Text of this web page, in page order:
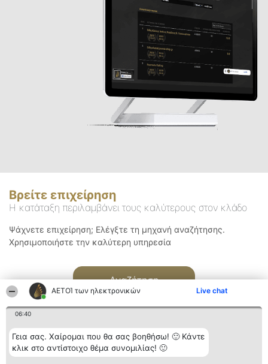
ΑΕΤΟΊ των ηλεκτρονικών Live chat
06:40
Γεια σας. Χαίρομαι που θα σας βοηθήσω! 🙂 Κάντε
κλικ στο αντίστοιχο θέμα συνομιλίας! 🙂
Βρείτε επιχείρηση
Η κατάταξη περιλαμβάνει τους καλύτερους στον κλάδο
Ψάχνετε επιχείρηση; Ελέγξτε τη μηχανή αναζήτησης.
Χρησιμοποιήστε την καλύτερη υπηρεσία
Αναζήτηση